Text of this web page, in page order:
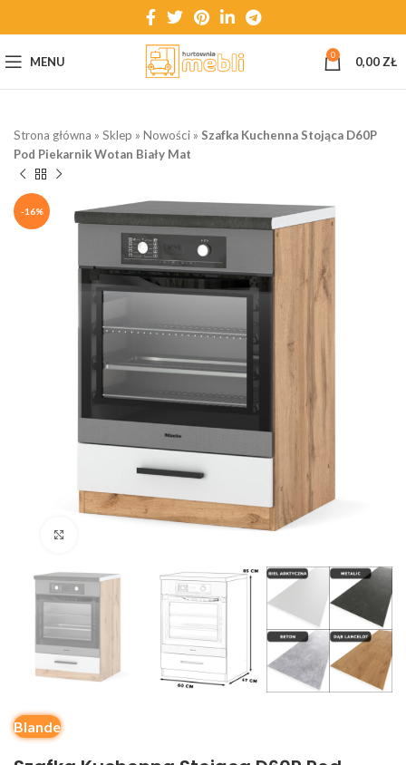
MENU 0 0,00 ZŁ
Strona główna » Sklep » Nowości » Szafka Kuchenna Stojąca D60P
Pod Piekarnik Wotan Biały Mat
-16%
Blande